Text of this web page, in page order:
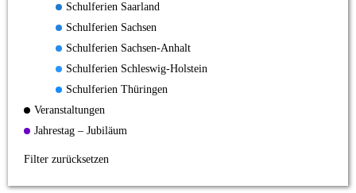
Schulferien Saarland
Schulferien Sachsen
Schulferien Sachsen-Anhalt
Schulferien Schleswig-Holstein
Schulferien Thüringen
Veranstaltungen
Jahrestag – Jubiläum
Filter zurücksetzen